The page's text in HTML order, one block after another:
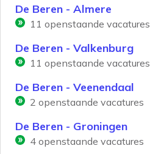
De Beren - Almere
11 openstaande vacatures
De Beren - Valkenburg
11 openstaande vacatures
De Beren - Veenendaal
2 openstaande vacatures
De Beren - Groningen
4 openstaande vacatures